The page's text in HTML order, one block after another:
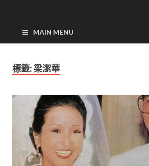
MAIN MENU
標籤: 梁潔華